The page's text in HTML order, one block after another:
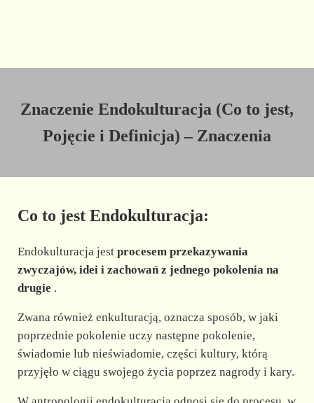
Znaczenie Endokulturacja (Co to jest,
Pojęcie i Definicja) – Znaczenia
Co to jest Endokulturacja:
Endokulturacja jest procesem przekazywania
zwyczajów, idei i zachowań z jednego pokolenia na
drugie .
Zwana również enkulturacją, oznacza sposób, w jaki
poprzednie pokolenie uczy następne pokolenie,
świadomie lub nieświadomie, części kultury, którą
przyjęło w ciągu swojego życia poprzez nagrody i kary.